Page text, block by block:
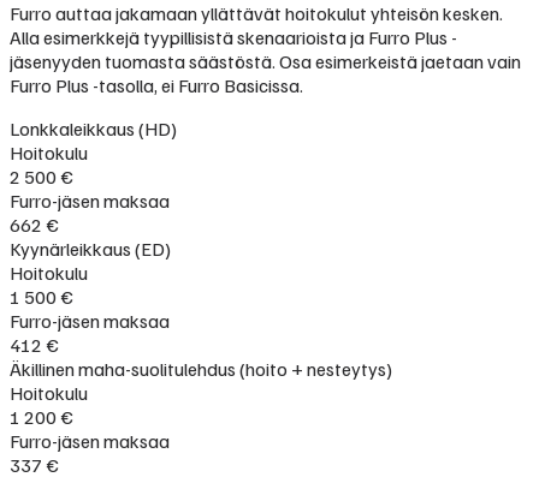
Furro auttaa jakamaan yllättävät hoitokulut yhteisön kesken.
Alla esimerkkejä tyypillisistä skenaarioista ja Furro Plus -
jäsenyyden tuomasta säästöstä. Osa esimerkeistä jaetaan vain
Furro Plus -tasolla, ei Furro Basicissa.
Lonkkaleikkaus (HD)
Hoitokulu
2 500 €
Furro-jäsen maksaa
662 €
Kyynärleikkaus (ED)
Hoitokulu
1 500 €
Furro-jäsen maksaa
412 €
Äkillinen maha-suolitulehdus (hoito + nesteytys)
Hoitokulu
1 200 €
Furro-jäsen maksaa
337 €